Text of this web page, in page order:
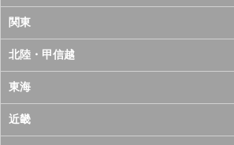
北海道
青森県
岩手県
宮城県
関東
東京都
神奈川県
千葉県
北陸・甲信越
山梨県
長野県
東海
愛知県
近畿